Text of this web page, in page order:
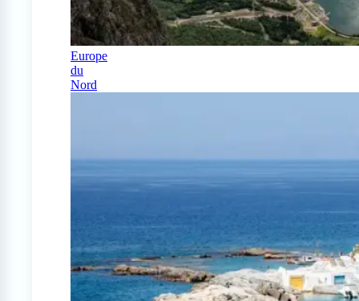
Europe
du
Nord